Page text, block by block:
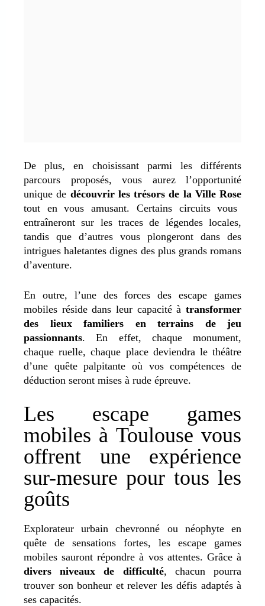
De plus, en choisissant parmi les différents
parcours proposés, vous aurez l’opportunité
unique de découvrir les trésors de la Ville Rose
tout en vous amusant. Certains circuits vous
entraîneront sur les traces de légendes locales,
tandis que d’autres vous plongeront dans des
intrigues haletantes dignes des plus grands romans
d’aventure.
En outre, l’une des forces des escape games
mobiles réside dans leur capacité à transformer
des lieux familiers en terrains de jeu
passionnants. En effet, chaque monument,
chaque ruelle, chaque place deviendra le théâtre
d’une quête palpitante où vos compétences de
déduction seront mises à rude épreuve.
Les escape games
mobiles à Toulouse vous
offrent une expérience
sur-mesure pour tous les
goûts
Explorateur urbain chevronné ou néophyte en
quête de sensations fortes, les escape games
mobiles sauront répondre à vos attentes. Grâce à
divers niveaux de difficulté, chacun pourra
trouver son bonheur et relever les défis adaptés à
ses capacités.